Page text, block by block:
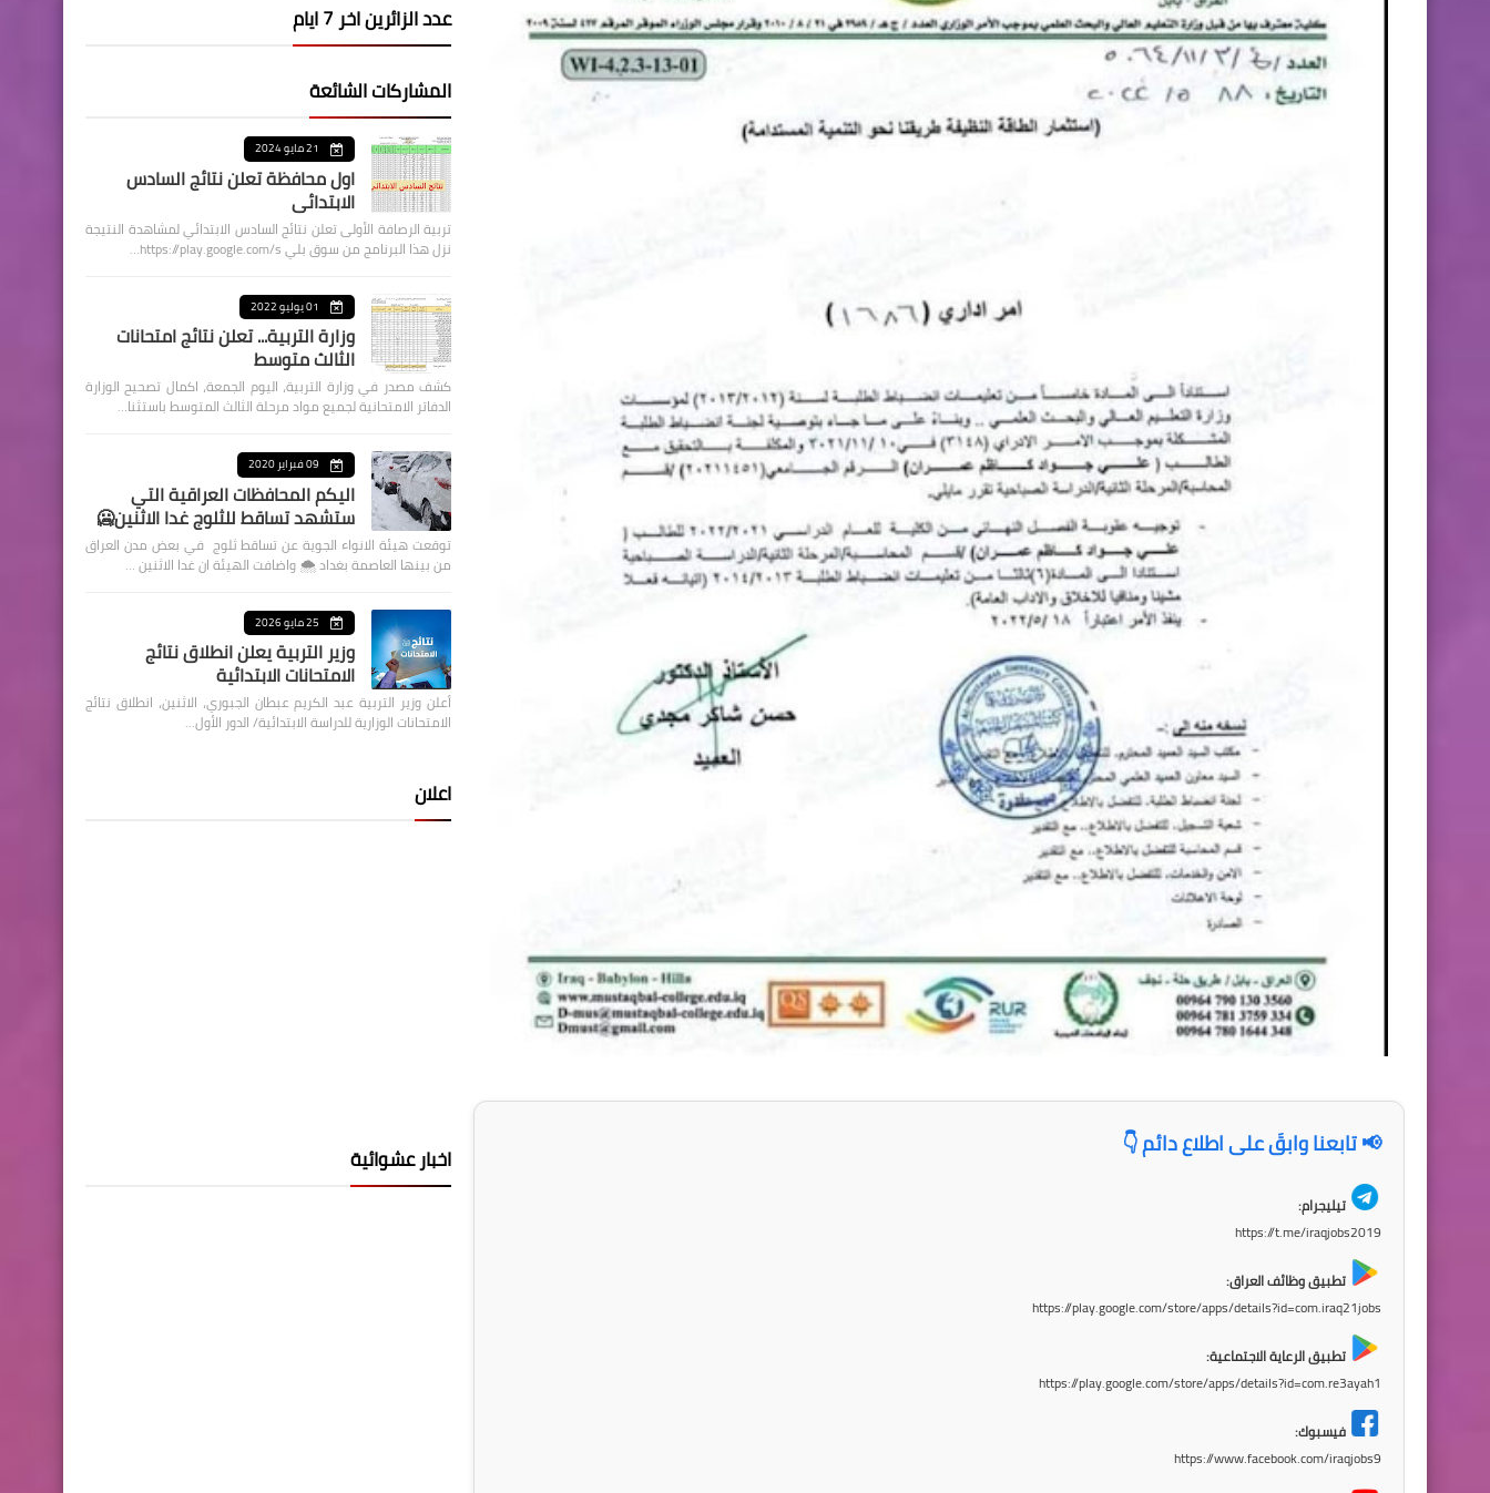
📢 تابعنا وابقَ على اطلاع دائم 👇
تيليجرام:
https://t.me/iraqjobs2019
تطبيق وظائف العراق:
https://play.google.com/store/apps/details?id=com.iraq21jobs
تطبيق الرعاية الاجتماعية:
https://play.google.com/store/apps/details?id=com.re3ayah1
فيسبوك:
https://www.facebook.com/iraqjobs9
عدد الزائرين اخر 7 ايام
المشاركات الشائعة
21 مايو 2024
اول محافظة تعلن نتائج السادس
الابتدائي
تربية الرصافة الأولى تعلن نتائج السادس الابتدائي لمشاهدة النتيجة
نزل هذا البرنامج من سوق بلي https://play.google.com/s…
01 يوليو 2022
وزارة التربية... تعلن نتائج امتحانات
الثالث متوسط
كشف مصدر في وزارة التربية، اليوم الجمعة، اكمال تصحيح الوزارة
الدفاتر الامتحانية لجميع مواد مرحلة الثالث المتوسط باستثنا…
09 فبراير 2020
اليكم المحافظات العراقية التي
ستشهد تساقط للثلوج غدا الاثنين🥶
توقعت هيئة الانواء الجوية عن تساقط ثلوج في بعض مدن العراق
من بينها العاصمة بغداد ⁦🌨️⁩ واضافت الهيئة ان غدا الاثنين …
25 مايو 2026
وزير التربية يعلن انطلاق نتائج
الامتحانات الابتدائية
أعلن وزير التربية عبد الكريم عبطان الجبوري، الاثنين، انطلاق نتائج
الامتحانات الوزارية للدراسة الابتدائية/ الدور الأول…
اعلان
اخبار عشوائية